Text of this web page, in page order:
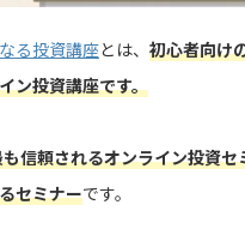
る投資講座とは、 初心者向け
ン投資講座です。
信頼されるオンライン投資セ
セミナーです。